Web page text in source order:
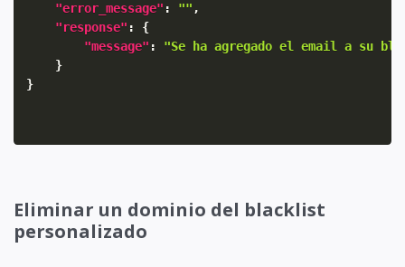
"error_message" : "" ,
"response" :
{
"message" :
"Se ha agregado el email a su
}
}
Eliminar un dominio del blacklist
personalizado